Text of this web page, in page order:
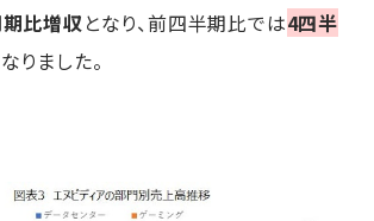
比増収 となり、前四半期比では4四半
りました。